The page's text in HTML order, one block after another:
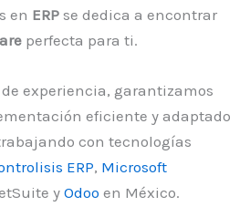
en ERP se dedica a encontrar
perfecta para ti.
de experiencia, garantizamos
eficiente y adaptado
con tecnologías
ERP, Microsoft
y Odoo en México.